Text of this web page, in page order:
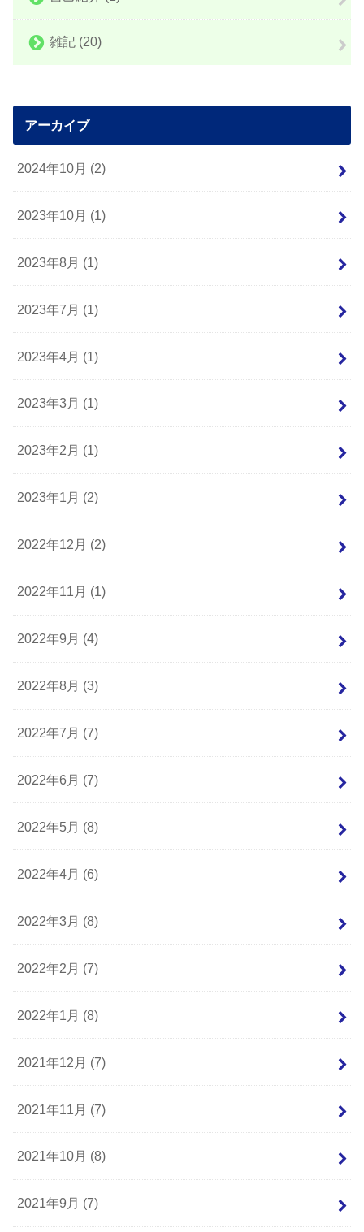
雑記 (20)
アーカイブ
2024年10月 (2)
2023年10月 (1)
2023年8月 (1)
2023年7月 (1)
2023年4月 (1)
2023年3月 (1)
2023年2月 (1)
2023年1月 (2)
2022年12月 (2)
2022年11月 (1)
2022年9月 (4)
2022年8月 (3)
2022年7月 (7)
2022年6月 (7)
2022年5月 (8)
2022年4月 (6)
2022年3月 (8)
2022年2月 (7)
2022年1月 (8)
2021年12月 (7)
2021年11月 (7)
2021年10月 (8)
2021年9月 (7)